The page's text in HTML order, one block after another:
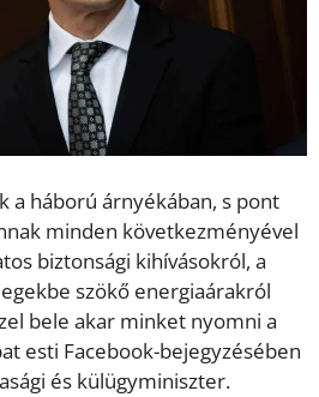
a háború árnyékában, s pont
minden következményével
biztonsági kihívásokról, a
szökő energiaárakról
bele akar minket nyomni a
esti Facebook-bejegyzésében
és külügyminiszter.